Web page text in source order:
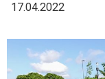
17.04.2022